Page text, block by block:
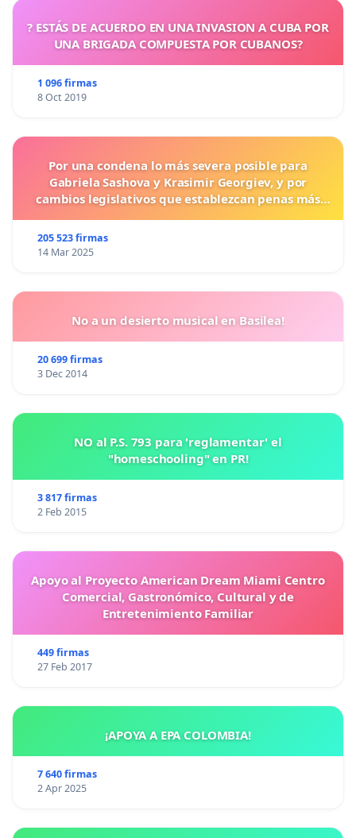
? ESTÁS DE ACUERDO EN UNA INVASION A CUBA POR
UNA BRIGADA COMPUESTA POR CUBANOS?
1 096 firmas
8 Oct 2019
Por una condena lo más severa posible para
Gabriela Sashova y Krasimir Georgiev, y por
cambios legislativos que establezcan penas más
205 523 firmas
14 Mar 2025
No a un desierto musical en Basilea!
20 699 firmas
3 Dec 2014
NO al P.S. 793 para 'reglamentar' el
"homeschooling" en PR!
3 817 firmas
2 Feb 2015
Apoyo al Proyecto American Dream Miami Centro
Comercial, Gastronómico, Cultural y de
Entretenimiento Familiar
449 firmas
27 Feb 2017
¡APOYA A EPA COLOMBIA!
7 640 firmas
2 Apr 2025